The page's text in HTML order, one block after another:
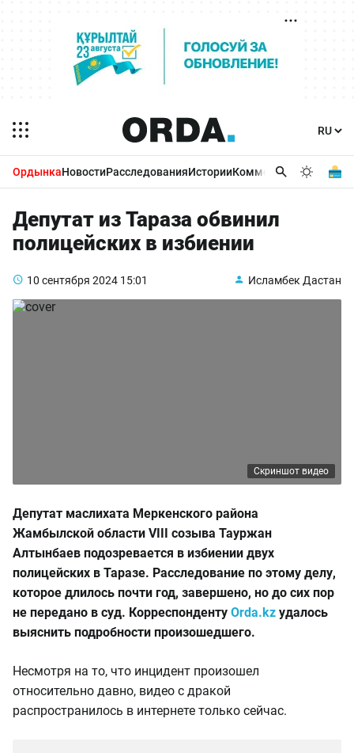
ОрдынкаНовостиРасследованияИсторииКомментарииБизнес
Депутат из Тараза обвинил
полицейских в избиении
10 сентября 2024 15:01 Исламбек Дастан
Скриншот видео
Депутат маслихата Меркенского района
Жамбылской области VIII созыва Тауржан
Алтынбаев подозревается в избиении двух
полицейских в Таразе. Расследование по этому делу,
которое длилось почти год, завершено, но до сих пор
не передано в суд. Корреспонденту Orda.kz удалось
выяснить подробности произошедшего.
Несмотря на то, что инцидент произошел
относительно давно, видео с дракой
распространилось в интернете только сейчас.